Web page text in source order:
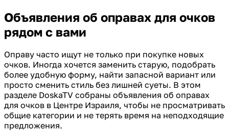
Объявления об оправах для очков
рядом с вами
Оправу часто ищут не только при покупке новых
очков. Иногда хочется заменить старую, подобрать
более удобную форму, найти запасной вариант или
просто сменить стиль без лишней суеты. В этом
разделе DoskaTV собраны объявления об оправах
для очков в Центре Израиля, чтобы не просматривать
общие категории и не терять время на неподходящие
предложения.